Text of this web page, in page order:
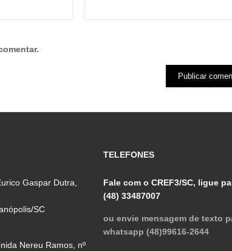
Gaspar Dutra,
SC
Nereu Ramos, nº
TELEFONES
Fale com o CREF3/SC, ligue
(48) 33487007
ou envie mensagem de texto
whatsapp (48)99616-2644